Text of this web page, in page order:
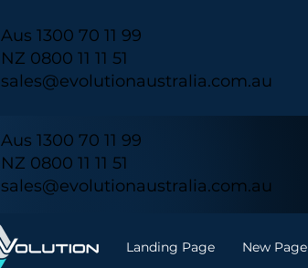
Aus 1300 70 11 99
NZ 0800 11 11 51
sales@evolutionaustralia.com.au
Aus 1300 70 11 99
NZ 0800 11 11 51
sales@evolutionaustralia.com.au
Landing Page New Page